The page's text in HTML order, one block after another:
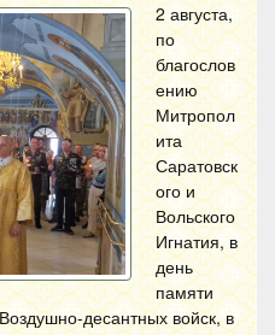
2 августа,
по
благослов
ению
Митропол
ита
Саратовск
ого и
Вольского
Игнатия, в
день
памяти
десантных войск, в